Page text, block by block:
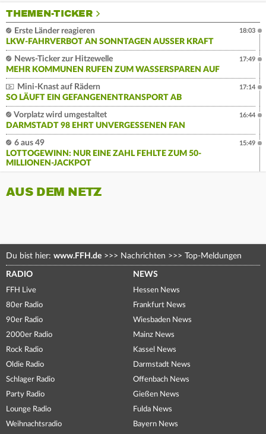
THEMEN-TICKER
Erste Länder reagieren
LKW-FAHRVERBOT AN SONNTAGEN AUSSER KRAFT
18:03
News-Ticker zur Hitzewelle
MEHR KOMMUNEN RUFEN ZUM WASSERSPAREN AUF
17:49
Mini-Knast auf Rädern
SO LÄUFT EIN GEFANGENENTRANSPORT AB
17:14
Vorplatz wird umgestaltet
DARMSTADT 98 EHRT UNVERGESSENEN FAN
16:44
6 aus 49
LOTTOGEWINN: NUR EINE ZAHL FEHLTE ZUM 50-
MILLIONEN-JACKPOT
15:49
AUS DEM NETZ
Du bist hier: www.FFH.de >>> Nachrichten >>> Top-Meldungen
RADIO
FFH Live
80er Radio
90er Radio
2000er Radio
Rock Radio
Oldie Radio
Schlager Radio
Party Radio
Lounge Radio
Weihnachtsradio
NEWS
Hessen News
Frankfurt News
Wiesbaden News
Mainz News
Kassel News
Darmstadt News
Offenbach News
Gießen News
Fulda News
Bayern News